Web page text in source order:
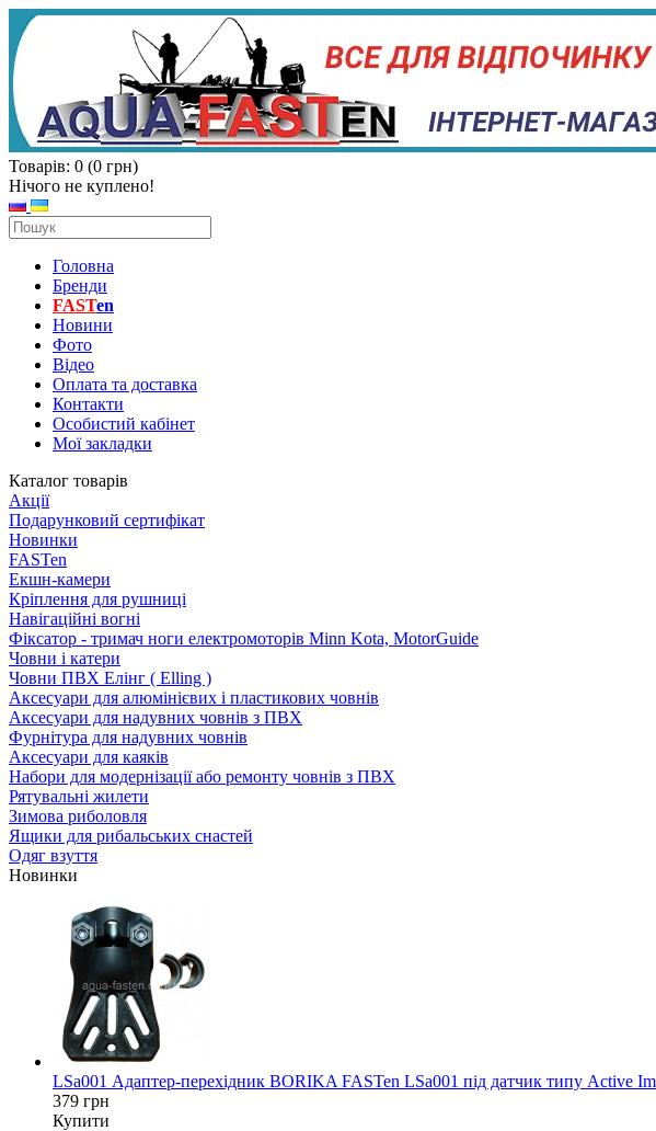
Товарів: 0 (0 грн)
Нічого не куплено!
Головна
Бренди
FASTen
Новини
Фото
Відео
Оплата та доставка
Контакти
Особистий кабінет
Мої закладки
Каталог товарів
Акції
Подарунковий сертифікат
Новинки
FASTen
Екшн-камери
Кріплення для рушниці
Навігаційні вогні
Фіксатор - тримач ноги електромоторів Minn Kota, MotorGuide
Човни і катери
Човни ПВХ Елінг ( Elling )
Аксесуари для алюмінієвих і пластикових човнів
Аксесуари для надувних човнів з ПВХ
Фурнітура для надувних човнів
Аксесуари для каяків
Набори для модернізації або ремонту човнів з ПВХ
Рятувальні жилети
Зимова риболовля
Ящики для рибальських снастей
Одяг взуття
Новинки
LSa001 Адаптер-перехідник BORIKA FASTen LSa001 під датчик типу Active
379 грн
Купити